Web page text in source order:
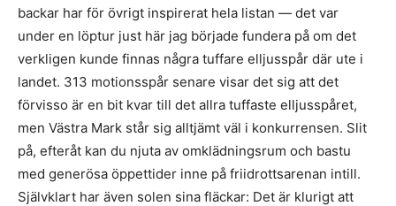
backar har för övrigt inspirerat hela listan — det var
under en löptur just här jag började fundera på om det
verkligen kunde finnas några tuffare elljusspår där ute i
landet. 313 motionsspår senare visar det sig att det
förvisso är en bit kvar till det allra tuffaste elljusspåret,
men Västra Mark står sig alltjämt väl i konkurrensen. Slit
på, efteråt kan du njuta av omklädningsrum och bastu
med generösa öppettider inne på friidrottsarenan intill.
Självklart har även solen sina fläckar: Det är klurigt att